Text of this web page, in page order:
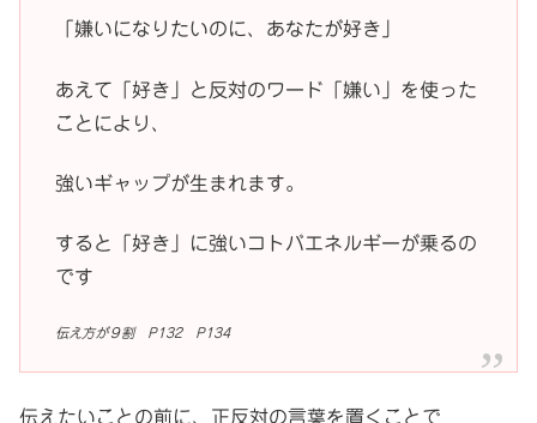
「嫌いになりたいのに、あなたが好き」
あえて「好き」と反対のワード「嫌い」を使った
ことにより、
強いギャップが生まれます。
すると「好き」に強いコトバエネルギーが乗るの
です
伝え方が９割 P132 P134
伝えたいことの前に、正反対の言葉を置くことで